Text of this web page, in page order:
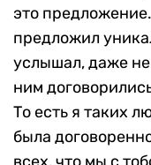
это
предложил
услышал, даже
ним
То есть я таких
была